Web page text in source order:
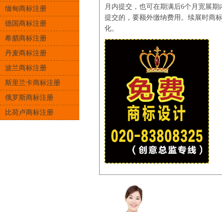
缅甸商标注册
德国商标注册
希腊商标注册
丹麦商标注册
波兰商标注册
斯里兰卡商标注册
俄罗斯商标注册
比荷卢商标注册
月内提交，也可在期满后6个月宽展
提交的，要额外缴纳费用。续展时商
化。